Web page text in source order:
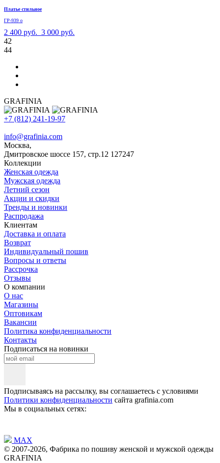
Платье стильное
ГР-939 о
2 400 руб. 3 000 руб.
42
44
GRAFINIA
+7 (812) 241-19-97
info@grafinia.com
Москва,
Дмитровское шоссе 157, стр.12 127247
Коллекции
Женская одежда
Мужская одежда
Летний сезон
Акции и скидки
Тренды и новинки
Распродажа
Клиентам
Доставка и оплата
Возврат
Индивидуальный пошив
Вопросы и ответы
Рассрочка
Отзывы
О компании
О нас
Магазины
Оптовикам
Вакансии
Политика конфиденциальности
Контакты
Подписаться на новинки
Подписываясь на рассылку, вы соглашаетесь с условиями
Политики конфиденциальности сайта grafinia.com
Мы в социальных сетях:
MAX
© 2007-2026, Фабрика по пошиву женской и мужской одежды
GRAFINIA